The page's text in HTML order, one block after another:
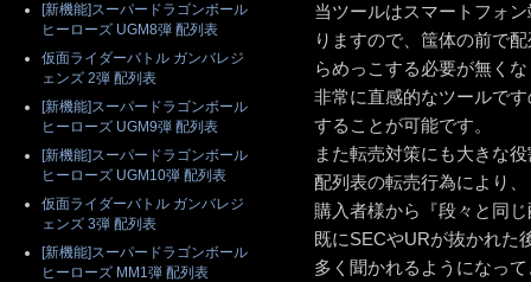
当ツールはスマートフォ
りますので、筺体の前で
らめっこする必要が無く
非常に直感的なツールで
することが可能です。
また転売対策にも大きな
配列表の転売行為により、
購入者様から『段々と同
既にSECやURが抜かれた
多く聞かれるようになっ
[新機能]スーパードラゴンボール
ヒーローズ UGM8弾 配列表
仮面ライダーバトル ガンバレジ
ェンズ 2弾 配列表
[新機能]スーパードラゴンボール
ヒーローズ UGM9弾 配列表
[新機能]スーパードラゴンボール
ヒーローズ UGM10弾 配列表
仮面ライダーバトル ガンバレジ
ェンズ 3弾 配列表
[新機能]スーパードラゴンボール
ヒーローズ MM1弾 配列表